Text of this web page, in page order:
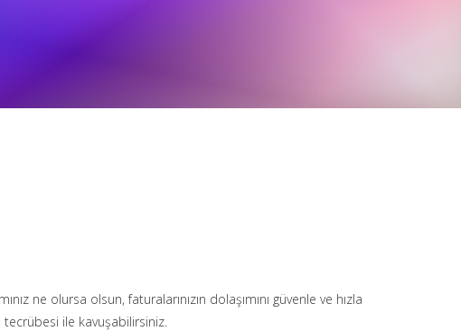
ne olursa olsun, faturalarınızın dolaşımını güvenle ve hızla
tecrübesi ile kavuşabilirsiniz.